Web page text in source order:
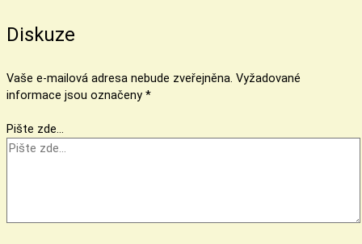
Diskuze
Vaše e-mailová adresa nebude zveřejněna. Vyžadované
informace jsou označeny *
Pište zde…